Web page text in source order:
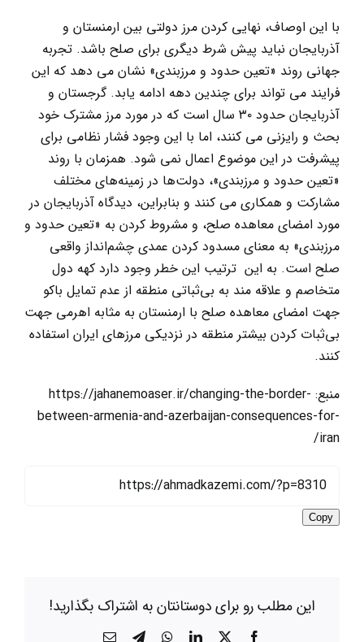
با این اوصاف، نهایی کردن مرز دولتی بین ارمنستان و
آذربایجان نباید پیش شرط دیگری برای صلح باشد. تجربه
جهانی روند «تعین حدود و مرزبندی» نشان می دهد که این
فرایند می تواند برای چندین دهه ادامه یابد. گرجستان و
آذربایجان حدود ۳۰ سال است که در مورد مرز مشترک خود
بحث و رایزنی می کنند، اما با این وجود فشار نظامی برای
پیشرفت در این موضوع اعمال نمی شود. همزمان با روند
«تعین حدود و مرزبندی»، دولت‌ها در زمینه‌های مختلف
مشارکت و همکاری می کنند و بنابراین، دیدگاه آذربایجان در
مورد امضای معاهده صلح، و مشروط کردن به «تعین حدود و
مرزبندی» به معنای مسدود کردن عمدی چشم‌انداز واقعی
صلح است. به این ترتیب این خطر وجود دارد کهه دول
متخاصم و علاقه مند به بی‌ثباتی منطقه از عدم تمایل باکو
جهت امضای معاهده صلح با ارمنستان به مثابه اهرمی جهت
بی‌ثبات کردن بیشتر منطقه در نزدیکی مرزهای ایران استفاده
کنند.
منبع: https://jahanemoaser.ir/changing-the-border-
between-armenia-and-azerbaijan-consequences-for-
iran/
Copy
این مطلب رو برای دوستانتان به اشتراک بگذارید!
Facebook
X
LinkedIn
WhatsApp
Telegramایمیل